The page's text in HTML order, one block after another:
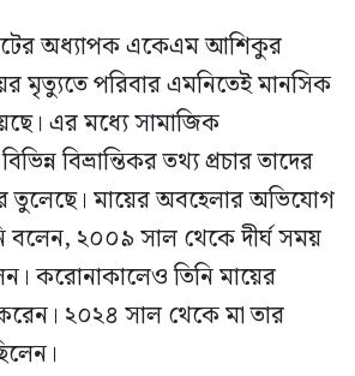
অধ্যাপক একেএম আশিকুর
মৃত্যুতে পরিবার এমনিতেই মানসিক
এর মধ্যে সামাজিক
বিভ্রান্তিকর তথ্য প্রচার তাদের
তুলেছে। মায়ের অবহেলার অভিযোগ
বলেন, ২০০৯ সাল থেকে দীর্ঘ সময়
করোনাকালেও তিনি মায়ের
করেন। ২০২৪ সাল থেকে মা তার